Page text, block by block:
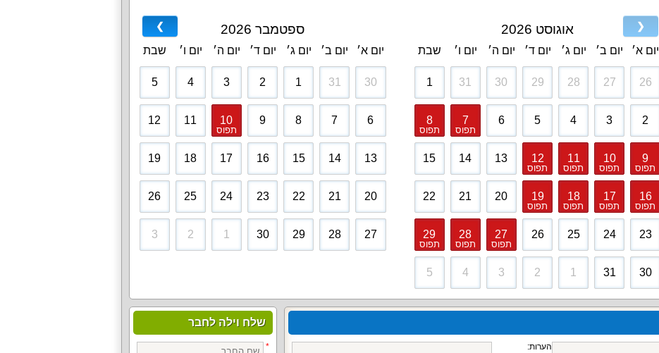
אוגוסט 2026
יום א׳ יום ב׳ יום ג׳ יום ד׳ יום ה׳ יום ו׳ שבת
26
27
28
29
30
31
1
2
3
4
5
6
7
תפוס
8
תפוס
9
תפוס
10
תפוס
11
תפוס
12
תפוס
13
14
15
16
תפוס
17
תפוס
18
תפוס
19
תפוס
20
21
22
23
24
25
26
27
תפוס
28
תפוס
29
תפוס
30
31
1
2
3
4
5
ספטמבר 2026
יום א׳ יום ב׳ יום ג׳ יום ד׳ יום ה׳ יום ו׳ שבת
30
31
1
2
3
4
5
6
7
8
9
10
תפוס
11
12
13
14
15
16
17
18
19
20
21
22
23
24
25
26
27
28
29
30
1
2
3
❯ ❮
הערות:
שלח וילה לחבר